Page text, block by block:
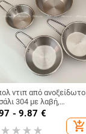
ντιπ από ανοξείδωτο
304 με λαβή,
γυαλιστερή
κατάλληλο για
και ντιπ
- 9.87 €
add_shopping_cart